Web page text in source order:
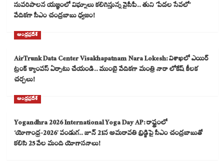
సుపరిపాలన యజ్ఞంలో విఘ్నాలు కలిగిస్తున్న వైసీపీ.. తుని ‘పేదల సేవలో’
వేదికగా సీఎం చంద్రబాబు ధ్వజం!
ఆంధ్రప్రదేశ్
AirTrunk Data Center Visakhapatnam Nara Lokesh: విశాఖలో ఎయిర్
ట్రంక్ క్యాంపస్ ఏర్పాటు చేయండి.. ముంబై వేదికగా మంత్రి నారా లోకేష్ కీలక
చర్చలు!
ఆంధ్రప్రదేశ్
Yogandhra 2026 International Yoga Day AP: రాష్ట్రంలో
‘యోగాంధ్ర-2026’ పండుగ.. జూన్ 21న అమరావతి బ్రిడ్జిపై సీఎం చంద్రబాబుతో
కలిసి 25 వేల మంది యోగాసనాలు!